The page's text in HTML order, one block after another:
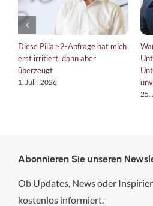
Diese Pillar-2-Anfrage hat mich
erst irritiert, dann aber
überzeugt
1. Juli , 2026
25.
Abonnieren Sie unseren
Ob Updates, News oder
kostenlos informiert.